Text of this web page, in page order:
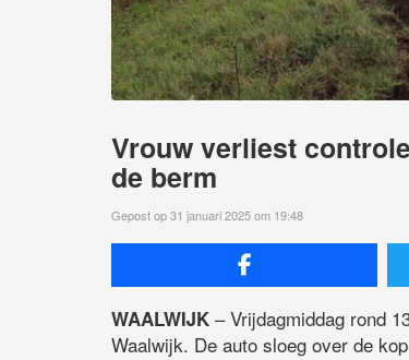
Vrouw verliest
de berm
Gepost op 31 januari 2025 om 19:48
WAALWIJK – Vrijdagmiddag rond
Waalwijk. De auto sloeg over de